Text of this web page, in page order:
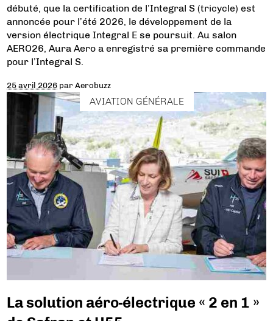
débuté, que la certification de l’Integral S (tricycle) est
annoncée pour l’été 2026, le développement de la
version électrique Integral E se poursuit. Au salon
AERO26, Aura Aero a enregistré sa première commande
pour l’Integral S.
25 avril 2026 parAerobuzz
AVIATION GÉNÉRALE
La solution aéro-électrique « 2 en 1 »